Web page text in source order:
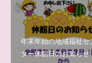
年末年始の地域福祉セ
ター休館日のお知らせ